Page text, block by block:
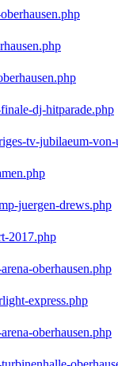
dj-hitparade.php
tv-jubilaeum-
juergen-drews.php
2017.php
oberhausen.php
express.php
oberhausen.php